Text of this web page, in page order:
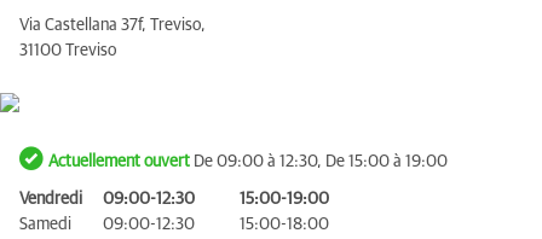
Via Castellana 37f, Treviso,
31100 Treviso
Actuellement ouvert De 09:00 à 12:30, De 15:00 à 19:00
Vendredi 09:00-12:30
15:00-19:00
Samedi
09:00-12:30
15:00-18:00